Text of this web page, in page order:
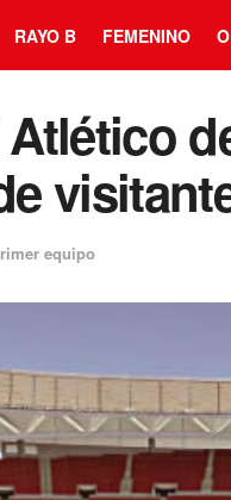
RAYO B FEMENINO
equipo